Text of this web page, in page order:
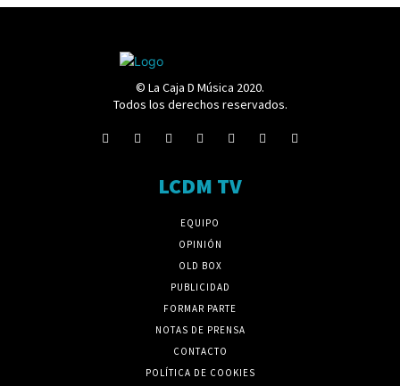
© La Caja D Música 2020.
Todos los derechos reservados.
LCDM TV
EQUIPO
OPINIÓN
OLD BOX
PUBLICIDAD
FORMAR PARTE
NOTAS DE PRENSA
CONTACTO
POLÍTICA DE COOKIES